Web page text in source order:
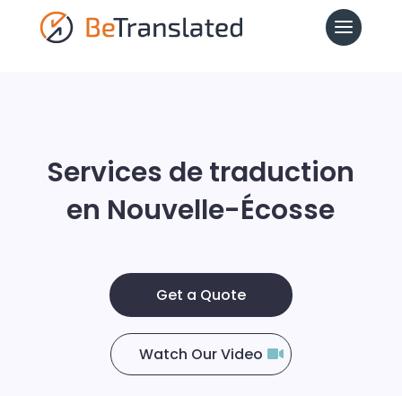
Services de traduction
en Nouvelle-Écosse
Get a Quote
Watch Our Video